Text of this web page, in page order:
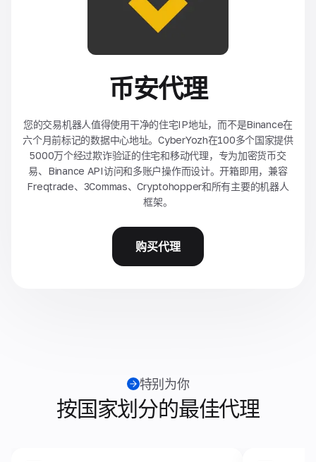
币安代理
您的交易机器人值得使用干净的住宅IP地址，而不是Binance在
六个月前标记的数据中心地址。CyberYozh在100多个国家提供
5000万个经过欺诈验证的住宅和移动代理，专为加密货币交
易、Binance API访问和多账户操作而设计。开箱即用，兼容
Freqtrade、3Commas、Cryptohopper和所有主要的机器人
框架。
购买代理
特别为你
按国家划分的最佳代理